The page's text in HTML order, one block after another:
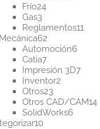
Frío2424
Gas33
productos
Reglamentos1111
Mecánica6262
productos
Automoción66
Catia77
productos
Impresión 3D77
Inventor22
Otros2323
productos
Otros CAD/CAM1414
SolidWorks66
1010